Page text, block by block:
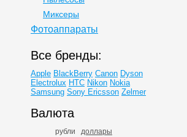
Миксеры
Фотоаппараты
Все бренды:
Apple BlackBerry Canon Dyson
Electrolux HTC Nikon Nokia
Samsung Sony Ericsson Zelmer
Валюта
рубли доллары